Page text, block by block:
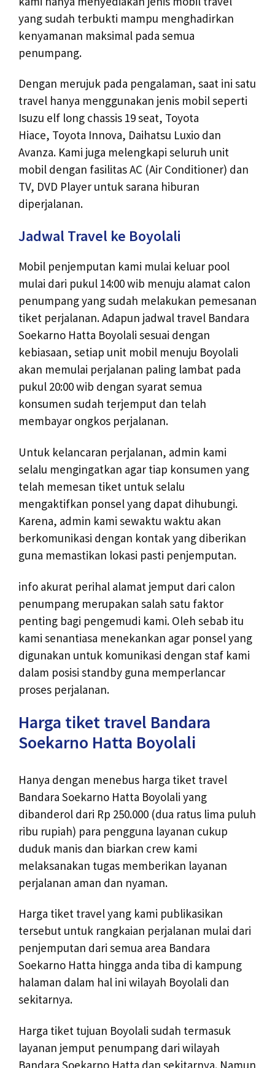
yang sudah terbukti mampu menghadirkan
kenyamanan maksimal pada semua
penumpang.
Dengan merujuk pada pengalaman, saat ini satu
travel hanya menggunakan jenis mobil seperti
Isuzu elf long chassis 19 seat, Toyota
Hiace, Toyota Innova, Daihatsu Luxio dan
Avanza. Kami juga melengkapi seluruh unit
mobil dengan fasilitas AC (Air Conditioner) dan
TV, DVD Player untuk sarana hiburan
diperjalanan.
Jadwal Travel ke Boyolali
Mobil penjemputan kami mulai keluar pool
mulai dari pukul 14:00 wib menuju alamat calon
penumpang yang sudah melakukan pemesanan
tiket perjalanan. Adapun jadwal travel Bandara
Soekarno Hatta Boyolali sesuai dengan
kebiasaan, setiap unit mobil menuju Boyolali
akan memulai perjalanan paling lambat pada
pukul 20:00 wib dengan syarat semua
konsumen sudah terjemput dan telah
membayar ongkos perjalanan.
Untuk kelancaran perjalanan, admin kami
selalu mengingatkan agar tiap konsumen yang
telah memesan tiket untuk selalu
mengaktifkan ponsel yang dapat dihubungi.
Karena, admin kami sewaktu waktu akan
berkomunikasi dengan kontak yang diberikan
guna memastikan lokasi pasti penjemputan.
info akurat perihal alamat jemput dari calon
penumpang merupakan salah satu faktor
penting bagi pengemudi kami. Oleh sebab itu
kami senantiasa menekankan agar ponsel yang
digunakan untuk komunikasi dengan staf kami
dalam posisi standby guna memperlancar
proses perjalanan.
Harga tiket travel Bandara
Soekarno Hatta Boyolali
Hanya dengan menebus harga tiket travel
Bandara Soekarno Hatta Boyolali yang
dibanderol dari Rp 250.000 (dua ratus lima puluh
ribu rupiah) para pengguna layanan cukup
duduk manis dan biarkan crew kami
melaksanakan tugas memberikan layanan
perjalanan aman dan nyaman.
Harga tiket travel yang kami publikasikan
tersebut untuk rangkaian perjalanan mulai dari
penjemputan dari semua area Bandara
Soekarno Hatta hingga anda tiba di kampung
halaman dalam hal ini wilayah Boyolali dan
sekitarnya.
Harga tiket tujuan Boyolali sudah termasuk
layanan jemput penumpang dari wilayah
Bandara Soekarno Hatta dan sekitarnya. Namun